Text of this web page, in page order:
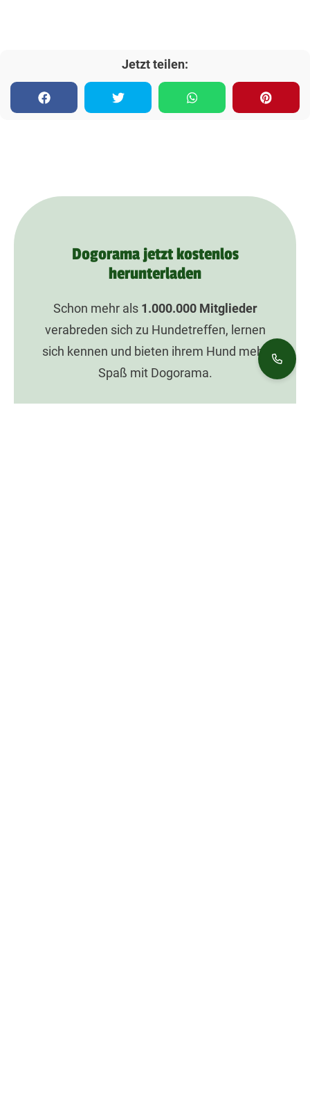
Jetzt teilen:
Dogorama jetzt kostenlos
herunterladen
Schon mehr als 1.000.000Mitglieder
verabreden sich zu Hundetreffen, lernen
sich kennen und bieten ihrem Hund mehr
Spaß mit Dogorama.